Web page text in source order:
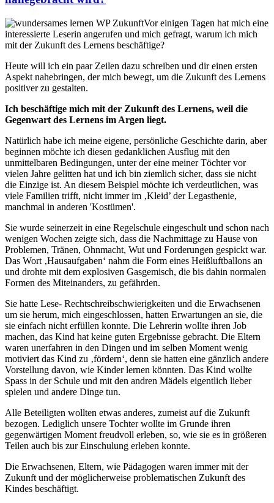
Vor einigen Tagen hat mich eine
interessierte Leserin angerufen und mich gefragt, warum ich mich
mit der Zukunft des Lernens beschäftige?
Heute will ich ein paar Zeilen dazu schreiben und dir einen ersten
Aspekt nahebringen, der mich bewegt, um die Zukunft des Lernens
positiver zu gestalten.
Ich beschäftige mich mit der Zukunft des Lernens, weil die
Gegenwart des Lernens im Argen liegt.
Natürlich habe ich meine eigene, persönliche Geschichte darin, aber
beginnen möchte ich diesen gedanklichen Ausflug mit den
unmittelbaren Bedingungen, unter der eine meiner Töchter vor
vielen Jahre gelitten hat und ich bin ziemlich sicher, dass sie nicht
die Einzige ist. An diesem Beispiel möchte ich verdeutlichen, was
viele Familien trifft, nicht immer im ‚Kleid’ der Legasthenie,
manchmal in anderen 'Kostümen'.
Sie wurde seinerzeit in eine Regelschule eingeschult und schon nach
wenigen Wochen zeigte sich, dass die Nachmittage zu Hause von
Problemen, Tränen, Ohnmacht, Wut und Forderungen gespickt war.
Das Wort ‚Hausaufgaben‘ nahm die Form eines Heißluftballons an
und drohte mit dem explosiven Gasgemisch, die bis dahin normalen
Formen des Miteinanders, zu gefährden.
Sie hatte Lese- Rechtschreibschwierigkeiten und die Erwachsenen
um sie herum, mich eingeschlossen, hatten Erwartungen an sie, die
sie einfach nicht erfüllen konnte. Die Lehrerin wollte ihren Job
machen, das Kind hat keine guten Ergebnisse gebracht. Die Eltern
waren unerfahren in den Dingen und im selben Moment wenig
motiviert das Kind zu ‚fördern‘, denn sie hatten eine gänzlich andere
Vorstellung davon, wie Kinder lernen könnten. Das Kind wollte
Spass in der Schule und mit den andren Mädels eigentlich lieber
spielen und andere Dinge tun.
Alle Beteiligten wollten etwas anderes, zumeist auf die Zukunft
bezogen. Lediglich unsere Tochter wollte im Grunde ihren
gegenwärtigen Moment freudvoll erleben, so, wie sie es in größeren
Teilen auch bis zur Einschulung erleben konnte.
Die Erwachsenen, Eltern, wie Pädagogen waren immer mit der
Zukunft und der möglicherweise problematischen Zukunft des
Kindes beschäftigt.